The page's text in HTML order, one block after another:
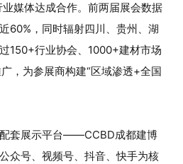
媒体达成合作。前两届展会数据
60%，同时辐射四川、贵州、湖
150+行业协会、1000+建材市场
，为参展商构建“区域渗透+全国
套展示平台——CCBD成都建博
众号、视频号、抖音、快手为核